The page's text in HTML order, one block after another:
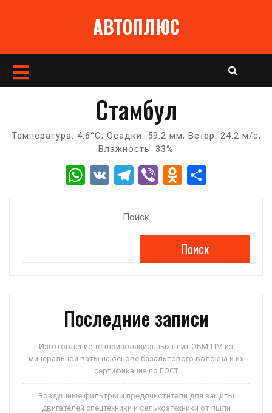
АВТОПЛЮС
Кнопка
Стамбул
Температура: 4.6°C, Осадки: 59.2 мм, Ветер: 24.2 м/с,
Влажность: 33%
W V T
e
gr
Vi O
o
kl
ni
ki
р
ть
Поиск
Поиск
Последние записи
Изготовление теплоизоляционных плит ОБМ-ПМ из
минеральной ваты на основе базальтового волокна и их
сертификация по ГОСТ
Воздушные фильтры и предочистители для защиты
двигателей спецтехники и сельхозтехники от пыли